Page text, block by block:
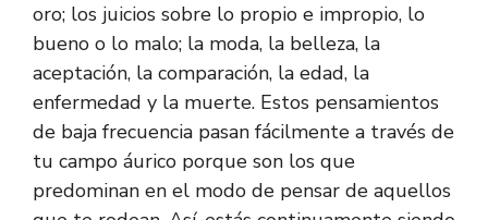
oro; los juicios sobre lo propio e impropio, lo
bueno o lo malo; la moda, la belleza, la
aceptación, la comparación, la edad, la
enfermedad y la muerte. Estos pensamientos
de baja frecuencia pasan fácilmente a través de
tu campo áurico porque son los que
predominan en el modo de pensar de aquellos